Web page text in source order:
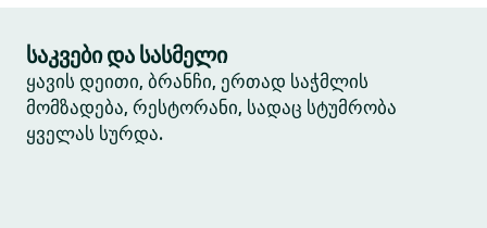
საკვები და სასმელი
ყავის დეითი, ბრანჩი, ერთად საჭმლის
მომზადება, რესტორანი, სადაც სტუმრობა
ყველას სურდა.